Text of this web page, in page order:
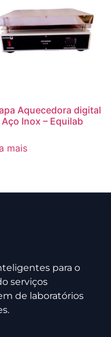
Aquecedora digital
Aço Inox – Equilab
mais
para o
serviços
de laboratórios